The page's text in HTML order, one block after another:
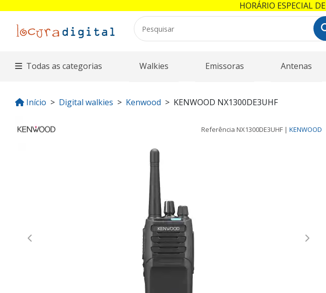
Todas as categorias Walkies Emissoras Antenas
Início Digital walkies Kenwood KENWOOD NX1300DE3UHF
Referência NX1300DE3UHF | KENWOOD
Previous Next
HORÁRIO ESPECIAL DE